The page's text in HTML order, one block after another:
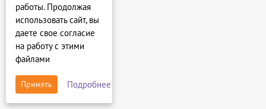
работы. Продолжая
использовать сайт, вы
даете свое согласие
на работу с этими
файлами
Принять Подробнее